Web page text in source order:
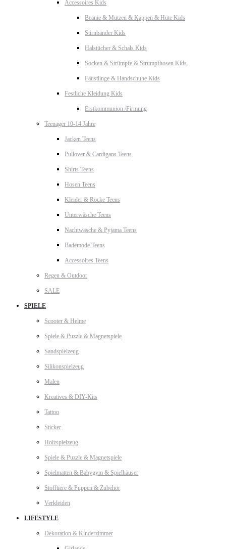
Accessoires Kids
Beanie & Mützen & Kappen & Hüte Kids
Stirnbänder Kids
Halstücher & Schals Kids
Socken & Strümpfe & Strumpfhosen Kids
Fäustlinge & Handschuhe Kids
Festliche Kleidung Kids
Erstkommunion /Firmung
Teenager 10-14 Jahre
Jacken Teens
Pullover & Cardigans Teens
Shirts Teens
Hosen Teens
Kleider & Röcke Teens
Unterwäsche Teens
Nachtwäsche & Pyjama Teens
Bademode Teens
Accessoires Teens
Regen & Outdoor
SALE
SPIELE
Scooter & Helme
Spiele & Puzzle & Magnetspiele
Sandspielzeug
Silikonspielzeug
Malen
Kreatives & DIY-Kits
Tattoo
Sticker
Holzspielzeug
Spiele & Puzzle & Magnetspiele
Spielmatten & Babygym & Spielhäuser
Stofftiere & Puppen & Zubehör
Verkleiden
LIFESTYLE
Dekoration & Kinderzimmer